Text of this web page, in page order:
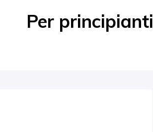
Per principianti